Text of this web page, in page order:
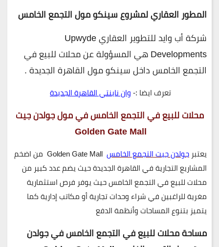
المطور العقاري لمشروع سينكو مول التجمع الخامس
شركة أب وايد للتطوير العقاري Upwyde
Developments هي المسؤولة عن محلات للبيع في
التجمع الخامس داخل سينكو مول القاهرة الجديدة .
تعرف ايضا :-وان ناينتي القاهرة الجديدة
محلات للبيع في التجمع الخامس في مول جولدن جيت
Golden Gate Mall
يعتبر جولدن جيت التجمع الخامس
Golden Gate Mall من اضخم
المشاريع التجارية في القاهرة الجديدة حيث يضم عدد كبير من
محلات للبيع في التجمع الخامس حيث يوفر فرص استثمارية
مغرية للراغبين في شراء وحدات تجارية أو مكاتب إدارية كما
يتميز بتنوع المساحات وأنظمة الدفع
مساحة محلات للبيع في التجمع الخامس في جولدن